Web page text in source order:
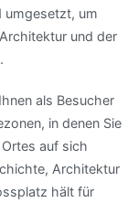
umgesetzt, um
und der
als Besucher
in denen Sie
auf sich
Architektur
hält für